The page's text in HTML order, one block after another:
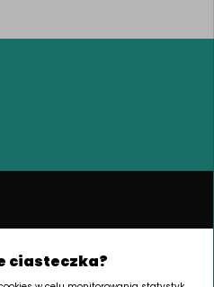
ciasteczka?
| GRUNWALD
60-278 Poznań